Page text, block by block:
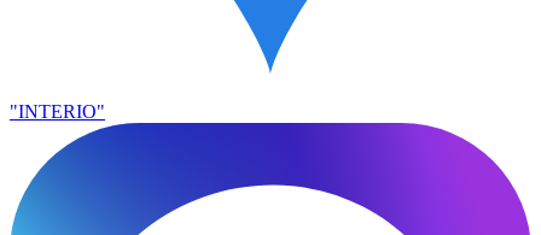
"INTERIO"